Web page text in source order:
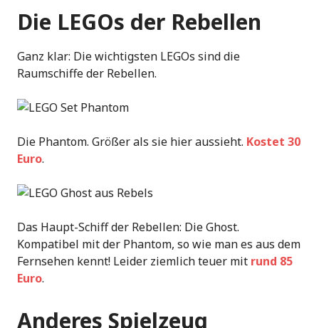
Die LEGOs der Rebellen
Ganz klar: Die wichtigsten LEGOs sind die
Raumschiffe der Rebellen.
Die Phantom. Größer als sie hier aussieht. Kostet 30
Euro.
Das Haupt-Schiff der Rebellen: Die Ghost.
Kompatibel mit der Phantom, so wie man es aus dem
Fernsehen kennt! Leider ziemlich teuer mit rund 85
Euro.
Anderes Spielzeug